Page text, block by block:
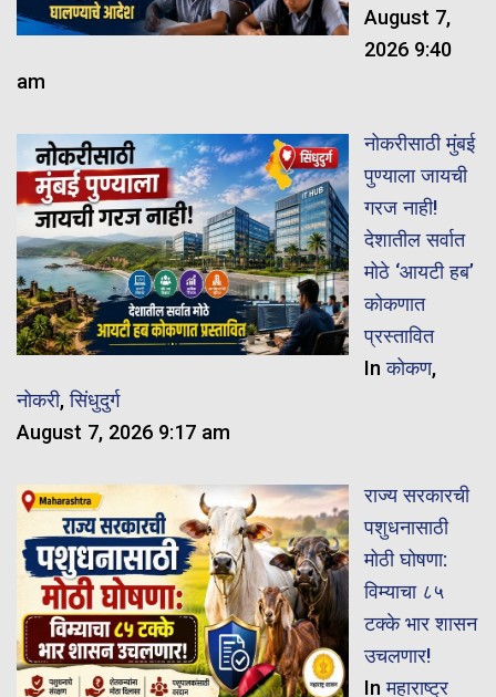
August 7,
2026 9:40
am
नोकरीसाठी मुंबई
पुण्याला जायची
गरज नाही!
देशातील सर्वात
मोठे ‘आयटी हब’
कोकणात
प्रस्तावित
Inकोकण,
नोकरी,सिंधुदुर्ग
August 7, 2026 9:17 am
राज्य सरकारची
पशुधनासाठी
मोठी घोषणा:
विम्याचा ८५
टक्के भार शासन
उचलणार!
Inमहाराष्ट्र